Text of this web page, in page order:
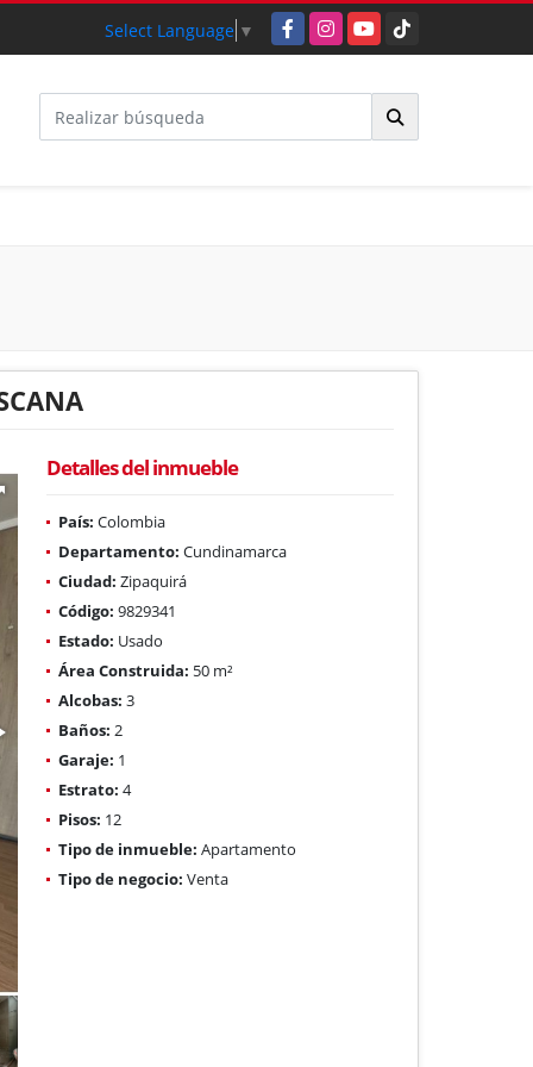
Select Language ▼ FacebookInstagramYouTubeTikTok
Detalles del inmueble
País: Colombia
Departamento: Cundinamarca
Ciudad: Zipaquirá
Código: 9829341
Estado: Usado
Área Construida: 50 m²
Alcobas: 3
Baños: 2
Garaje: 1
Estrato: 4
Pisos: 12
Tipo de inmueble: Apartamento
Tipo de negocio: Venta